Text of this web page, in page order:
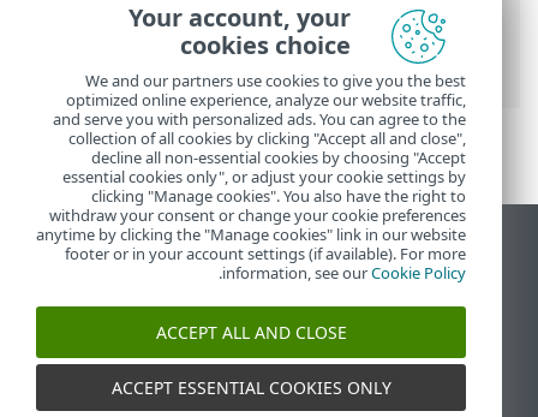
העזרה המקוונת של ESET >
ESET Smart
Security Premium
> תחילת העבודה
הצג את האתר למחשב
End of Life
מאגר הידע של ESET
ESET Status Portal
תמיכה אזורית
Your account, your
cookies choice
We and our partners use cookies to give you the best
optimized online experience, analyze our website traffic,
and serve you with personalized ads. You can agree to the
collection of all cookies by clicking "Accept all and close",
decline all non-essential cookies by choosing "Accept
essential cookies only", or adjust your cookie settings by
clicking "Manage cookies". You also have the right to
withdraw your consent or change your cookie preferences
anytime by clicking the "Manage cookies" link in our website
footer or in your account settings (if available). For more
information, see ourCookie Policy
.
ACCEPT ALL AND CLOSE
ACCEPT ESSENTIAL COOKIES ONLY